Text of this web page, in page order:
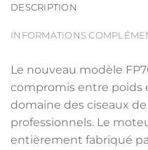
DESCRIPTION
INFORMATIONS
Le nouveau modèle
compromis entre poids
domaine des ciseaux
professionnels. Le
entièrement fabriqué